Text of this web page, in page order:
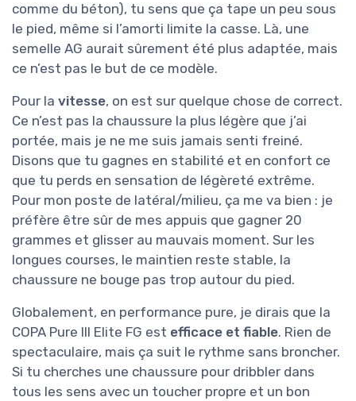
comme du béton), tu sens que ça tape un peu sous
le pied, même si l’amorti limite la casse. Là, une
semelle AG aurait sûrement été plus adaptée, mais
ce n’est pas le but de ce modèle.
Pour la vitesse, on est sur quelque chose de correct.
Ce n’est pas la chaussure la plus légère que j’ai
portée, mais je ne me suis jamais senti freiné.
Disons que tu gagnes en stabilité et en confort ce
que tu perds en sensation de légèreté extrême.
Pour mon poste de latéral/milieu, ça me va bien : je
préfère être sûr de mes appuis que gagner 20
grammes et glisser au mauvais moment. Sur les
longues courses, le maintien reste stable, la
chaussure ne bouge pas trop autour du pied.
Globalement, en performance pure, je dirais que la
COPA Pure III Elite FG est efficace et fiable. Rien de
spectaculaire, mais ça suit le rythme sans broncher.
Si tu cherches une chaussure pour dribbler dans
tous les sens avec un toucher propre et un bon